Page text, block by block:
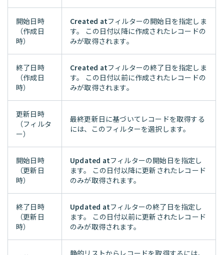
開始日時
（作成日
時）
Created atフィルターの開始日を指定しま
す。 この日付以降に作成されたレコードの
みが取得されます。
終了日時
（作成日
時）
Created atフィルターの終了日を指定しま
す。 この日付以前に作成されたレコードの
みが取得されます。
更新日時
（フィルタ
ー）
最終更新日に基づいてレコードを取得する
には、このフィルターを選択します。
開始日時
（更新日
時）
Updated atフィルターの開始日を指定し
ます。 この日付以降に更新されたレコード
のみが取得されます。
終了日時
（更新日
時）
Updated atフィルターの終了日を指定し
ます。 この日付以前に更新されたレコード
のみが取得されます。
静的リストからレコードを取得するには、